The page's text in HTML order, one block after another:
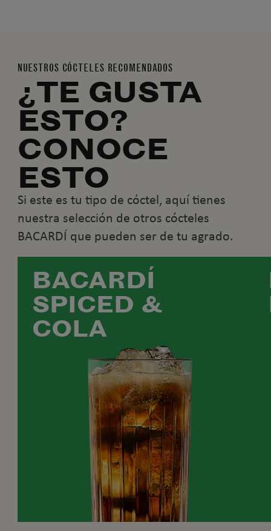
NUESTROS CÓCTELES RECOMENDADOS
¿TE GUSTA
ESTO?
CONOCE
ESTO
Si este es tu tipo de cóctel, aquí tienes
nuestra selección de otros cócteles
BACARDÍ que pueden ser de tu agrado.
BACARDÍ
SPICED &
COLA